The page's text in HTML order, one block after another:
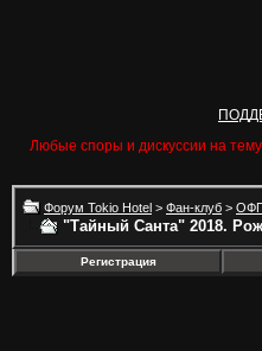
Любые споры и дискуссии на
Форум Tokio Hotel > Фан-клуб >
"Тайный Санта" 2018.
Регистрация